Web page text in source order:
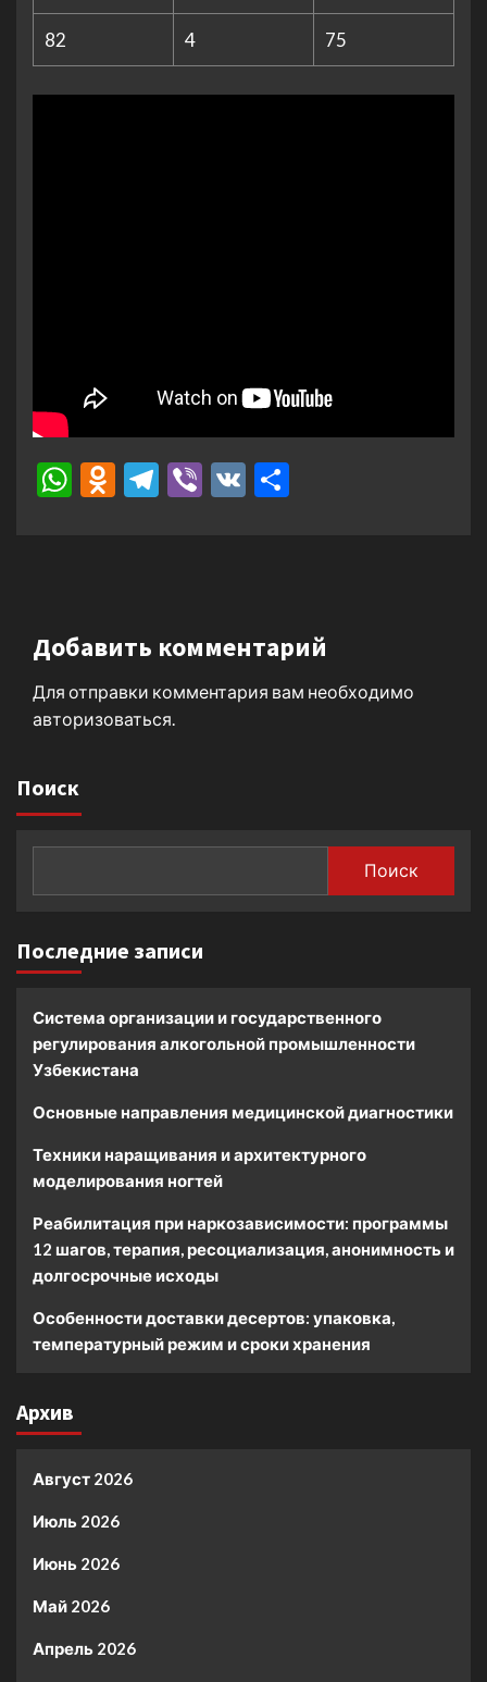
82 4 75
WhatsApp
Odnoklassniki
Telegram
Viber
VK
Добавить комментарий
Для отправки комментария вам необходимо
авторизоваться
Поиск
Поиск
Последние записи
Система организации и государственного
регулирования алкогольной промышленности
Узбекистана
Основные направления медицинской диагностики
Техники наращивания и архитектурного
моделирования ногтей
Реабилитация при наркозависимости: программы
12 шагов, терапия, ресоциализация, анонимность и
долгосрочные исходы
Особенности доставки десертов: упаковка,
температурный режим и сроки хранения
Архив
Август 2026
Июль 2026
Июнь 2026
Май 2026
Апрель 2026